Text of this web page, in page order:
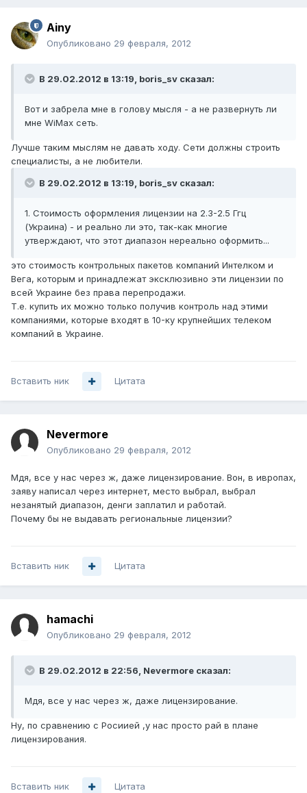
Ainy
Опубликовано 29 февраля, 2012
В 29.02.2012 в 13:19, boris_sv сказал:
Вот и забрела мне в голову мысля - а не развернуть ли
мне WiMax сеть.
Лучше таким мыслям не давать ходу. Сети должны строить
специалисты, а не любители.
В 29.02.2012 в 13:19, boris_sv сказал:
1. Стоимость оформления лицензии на 2.3-2.5 Ггц
(Украина) - и реально ли это, так-как многие
утверждают, что этот диапазон нереально оформить...
это стоимость контрольных пакетов компаний Интелком и
Вега, которым и принадлежат эксклюзивно эти лицензии по
всей Украине без права перепродажи.
Т.е. купить их можно только получив контроль над этими
компаниями, которые входят в 10-ку крупнейших телеком
компаний в Украине.
Вставить ник Цитата
Nevermore
Опубликовано 29 февраля, 2012
Мдя, все у нас через ж, даже лицензирование. Вон, в ивропах,
заяву написал через интернет, место выбрал, выбрал
незанятый диапазон, денги заплатил и работай.
Почему бы не выдавать региональные лицензии?
Вставить ник Цитата
hamachi
Опубликовано 29 февраля, 2012
В 29.02.2012 в 22:56, Nevermore сказал:
Мдя, все у нас через ж, даже лицензирование.
Ну, по сравнению с Росиией ,у нас просто рай в плане
лицензирования.
Вставить ник Цитата